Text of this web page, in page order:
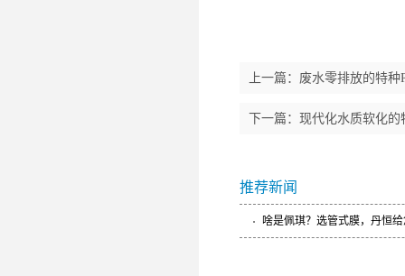
上一篇： 废水零排放的特种
下一篇： 现代化水质软化的
推荐新闻
啥是佩琪？选管式膜，丹恒